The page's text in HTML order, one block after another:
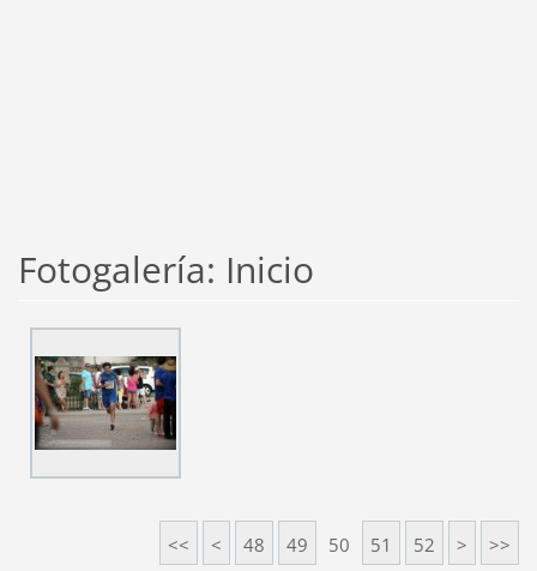
Fotogalería: Inicio
<< < 48 49 50 51 52 > >>